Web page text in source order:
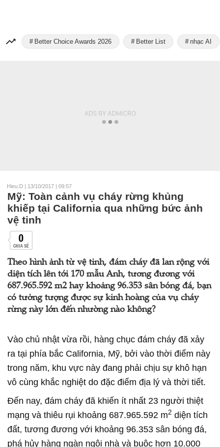
Better Choice Awards 2026 Better List nhạc AI
Hieu.D | 13/10/2017 | 09:57
Mỹ: Toàn cảnh vụ cháy rừng khủng
khiếp tại California qua những bức ảnh
vệ tinh
0
CHIA SẺ
Theo hình ảnh từ vệ tinh, đám cháy đã lan rộng với
diện tích lên tới 170 mẫu Anh, tương đương với
687.965.592 m2 hay khoảng 96.353 sân bóng đá, bạn
có tưởng tượng được sự kinh hoàng của vụ cháy
rừng này lớn đến nhường nào không?
Vào chủ nhật vừa rồi, hàng chục đám cháy đã xảy
ra tại phía bắc California, Mỹ, bởi vào thời điểm này
trong năm, khu vực này đang phải chịu sự khô hạn
vô cùng khắc nghiệt do đặc điểm địa lý và thời tiết.
Đến nay, đám cháy đã khiến ít nhất 23 người thiệt
mạng và thiêu rụi khoảng 687.965.592 m2 diện tích
đất, tương đương với khoảng 96.353 sân bóng đá,
phá hủy hàng ngàn ngôi nhà và buộc hơn 10.000